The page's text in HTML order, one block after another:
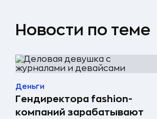
Новости по теме
Деньги
Гендиректора fashion-
компаний зарабатывают